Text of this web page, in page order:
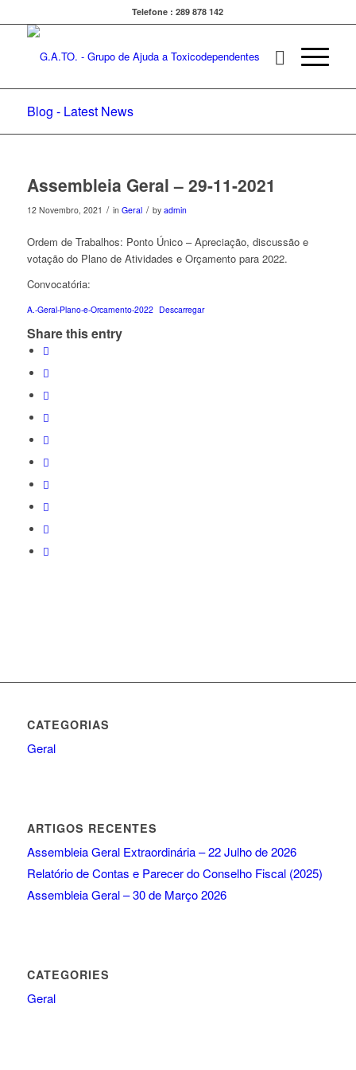
Telefone : 289 878 142
Blog - Latest News
Assembleia Geral – 29-11-2021
12 Novembro, 2021 / in Geral / by admin
Ordem de Trabalhos: Ponto Único – Apreciação, discussão e
votação do Plano de Atividades e Orçamento para 2022.
Convocatória:
A.-Geral-Plano-e-Orcamento-2022 Descarregar
Share this entry
CATEGORIAS
Geral
ARTIGOS RECENTES
Assembleia Geral Extraordinária – 22 Julho de 2026
Relatório de Contas e Parecer do Conselho Fiscal (2025)
Assembleia Geral – 30 de Março 2026
CATEGORIES
Geral